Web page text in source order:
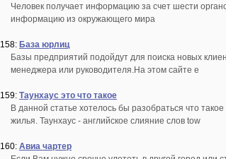
Человек получает информацию за счет шести
информацию из окружающего мира
158: База юрлиц
Базы предприятий подойдут для поиска новых
менеджера или руководителя.На этом сайте е
159: Таунхаус это что такое
В данной статье хотелось бы разобраться что
жилья. Таунхаус - английское слияние слов tow
160: Авиа чартер